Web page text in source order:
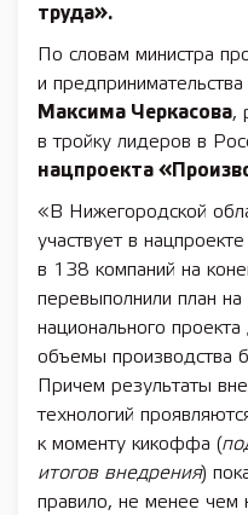
труда».
По словам министра
и
Максима Черкасова,
в тройку лидеров в
нацпроекта
«В Нижегородской
участвует в
в 138 компаний на
перевыполнили план
национального
объемы производства
Причем результаты
технологий
к моменту кикоффа (
итогов внедрения)
правило, не менее чем